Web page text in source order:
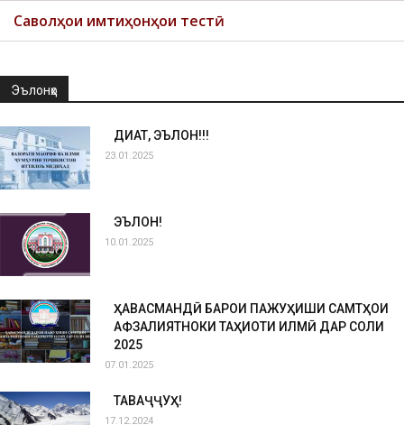
Саволҳои имтиҳонҳои тестӣ
Эълонҳо
ДИҚҚАТ, ЭЪЛОН!!!
23.01.2025
ЭЪЛОН!
10.01.2025
ҲАВАСМАНДӢ БАРОИ ПАЖУҲИШИ САМТҲОИ
АФЗАЛИЯТНОКИ ТАҲҚИҚОТИ ИЛМӢ ДАР СОЛИ
2025
07.01.2025
ТАВАҶҶУҲ!
17.12.2024